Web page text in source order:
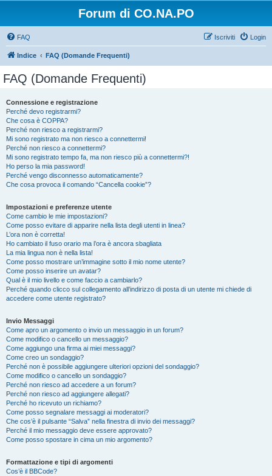
Forum di CO.NA.PO
FAQ Login
Iscriviti
Indice FAQ (Domande Frequenti)
FAQ (Domande Frequenti)
Connessione e registrazione
Perché devo registrarmi?
Che cosa è COPPA?
Perché non riesco a registrarmi?
Mi sono registrato ma non riesco a connettermi!
Perché non riesco a connettermi?
Mi sono registrato tempo fa, ma non riesco più a connettermi?!
Ho perso la mia password!
Perché vengo disconnesso automaticamente?
Che cosa provoca il comando “Cancella cookie”?
Impostazioni e preferenze utente
Come cambio le mie impostazioni?
Come posso evitare di apparire nella lista degli utenti in linea?
L’ora non è corretta!
Ho cambiato il fuso orario ma l’ora è ancora sbagliata
La mia lingua non è nella lista!
Come posso mostrare un’immagine sotto il mio nome utente?
Come posso inserire un avatar?
Qual è il mio livello e come faccio a cambiarlo?
Perché quando clicco sul collegamento all’indirizzo di posta di un utente mi chiede di
accedere come utente registrato?
Invio Messaggi
Come apro un argomento o invio un messaggio in un forum?
Come modifico o cancello un messaggio?
Come aggiungo una firma ai miei messaggi?
Come creo un sondaggio?
Perché non è possibile aggiungere ulteriori opzioni del sondaggio?
Come modifico o cancello un sondaggio?
Perché non riesco ad accedere a un forum?
Perché non riesco ad aggiungere allegati?
Perché ho ricevuto un richiamo?
Come posso segnalare messaggi ai moderatori?
Che cos’è il pulsante “Salva” nella finestra di invio dei messaggi?
Perché il mio messaggio deve essere approvato?
Come posso spostare in cima un mio argomento?
Formattazione e tipi di argomenti
Cos’è il BBCode?